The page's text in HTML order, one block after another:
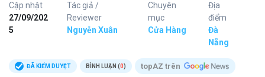
Cập nhật
27/09/202
5
Tác giả /
Reviewer
Nguyễn Xuân
Chuyên
mục
Cửa Hàng
Địa
điểm
Đà
Nẵng
ĐÃ KIỂM DUYỆT BÌNH LUẬN (0) topAZ trên